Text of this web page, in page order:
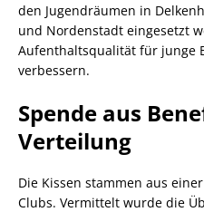
den Jugendräumen in
und Nordenstadt eingesetzt
Aufenthaltsqualität für junge
verbessern.
Spende aus
Verteilung
Die Kissen stammen aus
Clubs. Vermittelt wurde die